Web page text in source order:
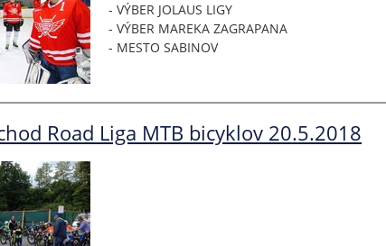
- VÝBER JOLAUS LIGY
- VÝBER MAREKA ZAGRAPANA
- MESTO SABINOV
Road Liga MTB bicyklov 20.5.2018